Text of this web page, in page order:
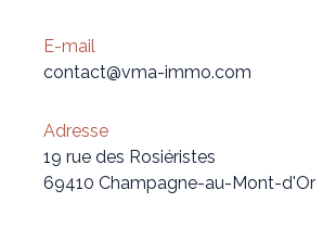
E-mail
contact@vma-immo.com
Adresse
19 rue des Rosiéristes
69410 Champagne-au-Mont-d'Or